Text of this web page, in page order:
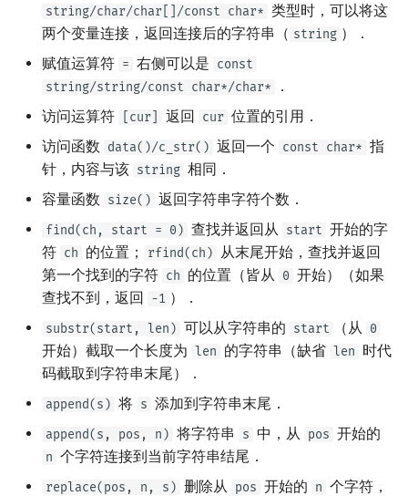
Stern–Brocot 树与 Farey
二次域
Pell 方程
string/char/char[]/const char* 类型时，可以将这
两个变量连接，返回连接后的字符串（ string ）．
赋值运算符 = 右侧可以是 const
string/string/const char*/char*
．
访问运算符
[cur] 返回 cur 位置的引用．
访问函数 data()/c_str() 返回一个 const char* 指
针，内容与该 string 相同．
容量函数 size() 返回字符串字符个数．
find(ch, start = 0) 查找并返回从 start 开始的字
符 ch 的位置； rfind(ch) 从末尾开始，查找并返回
第一个找到的字符 ch 的位置（皆从 0 开始）（如果
查找不到，返回
-1 ）．
substr(start, len) 可以从字符串的 start （从 0
开始）截取一个长度为 len 的字符串（缺省 len 时代
码截取到字符串末尾）．
append(s) 将 s 添加到字符串末尾．
append(s, pos, n) 将字符串 s 中，从 pos 开始的
n 个字符连接到当前字符串结尾．
replace(pos, n, s) 删除从 pos 开始的 n 个字符，